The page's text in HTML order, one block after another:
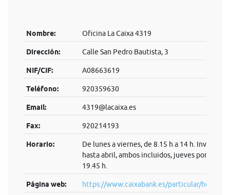
Nombre: Oficina La Caixa 4319
Dirección: Calle San Pedro Bautista, 3
NIF/CIF: A08663619
Teléfono: 920359630
Email: 4319@lacaixa.es
Fax: 920214193
Horario:
De lunes a viernes, de 8.15 h a 14 h. Invierno:
hasta abril, ambos incluidos, jueves por la
19.45 h.
Página web: https://www.caixabank.es/particular/home/